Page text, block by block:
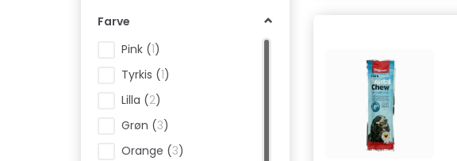
Nutrolin
Tropiclean
Vet's best
Farve
Pink (1)
Tyrkis (1)
Lilla (2)
Grøn (3)
Orange (3)